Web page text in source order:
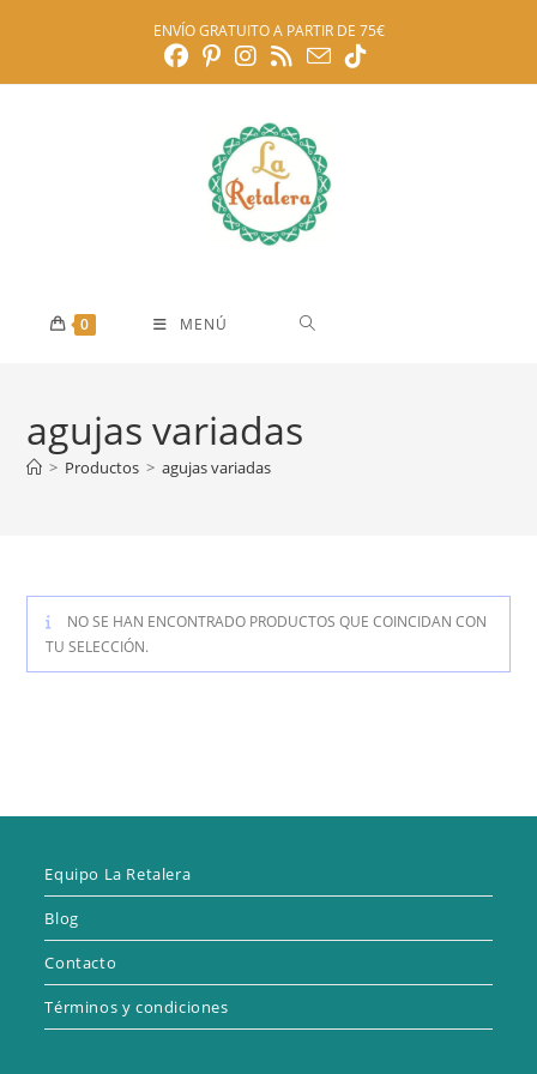
ENVÍO GRATUITO A PARTIR DE 75€
0 MENÚ
agujas variadas
> Productos > agujas variadas
NO SE HAN ENCONTRADO PRODUCTOS QUE COINCIDAN CON
TU SELECCIÓN.
Equipo La Retalera
Blog
Contacto
Términos y condiciones